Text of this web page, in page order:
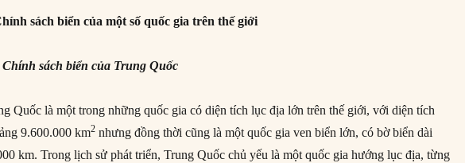
sách biển của một số quốc gia trên thế giới
Chính sách biển của Trung Quốc
Quốc là một trong những quốc gia có diện tích lục địa lớn trên thế giới, với diện tích
9.600.000 km2 nhưng đồng thời cũng là một quốc gia ven biển lớn, có bờ biển dài
km. Trong lịch sử phát triển, Trung Quốc chủ yếu là một quốc gia hướng lục địa, từng